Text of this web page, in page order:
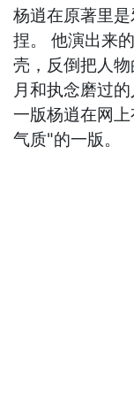
杨逍在原著里
捏。 他演出来
壳，反倒把人
月和执念磨过
一版杨逍在网
气质"的一版。